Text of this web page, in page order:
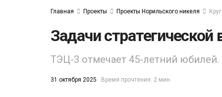
Главная Проекты Проекты Норильского никеля
Задачи
ТЭЦ-3 отмечает 45-летний юбилей.
31 октября 2025 Время прочтения: 2 мин.